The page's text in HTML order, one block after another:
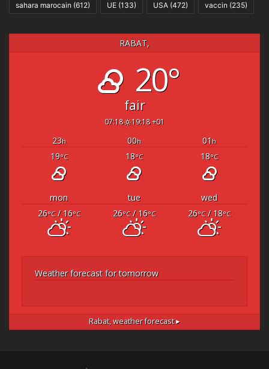
sahara marocain (612) UE (133) USA (472) vaccin (235)
RABAT,
20°
fair
07:18 19:18 +01
23h 00h 01 h
19°C 18°C 18°C
mon tue
wed
26°C/ 16°C 26°C/ 16°C 26°C/ 18°C
Weather forecast for tomorrow
Rabat,weather forecast ▸